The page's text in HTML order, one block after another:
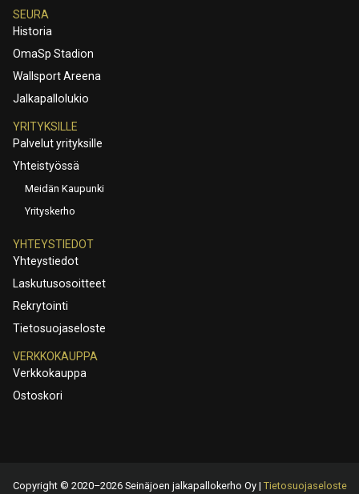
SEURA
Historia
OmaSp Stadion
Wallsport Areena
Jalkapallolukio
YRITYKSILLE
Palvelut yrityksille
Yhteistyössä
Meidän Kaupunki
Yrityskerho
YHTEYSTIEDOT
Yhteystiedot
Laskutusosoitteet
Rekrytointi
Tietosuojaseloste
VERKKOKAUPPA
Verkkokauppa
Ostoskori
Copyright © 2020–2026 Seinäjoen jalkapallokerho Oy | Tietosuojaseloste